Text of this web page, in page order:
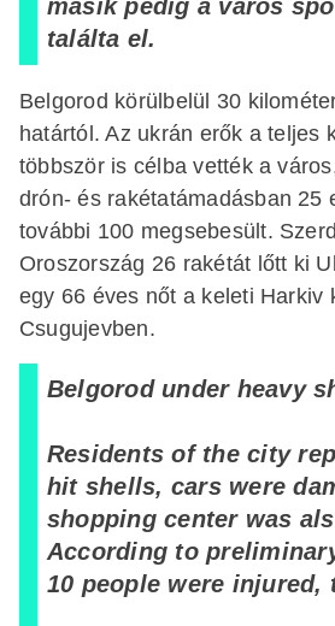
másik pedig a város
találta el.
Belgorod körülbelül 30
határtól. Az ukrán erők a teljes
többször is célba vették a
drón- és rakétatámadásban 25
további 100 megsebesült.
Oroszország 26 rakétát lőtt ki
egy 66 éves nőt a keleti Harkiv
Csugujevben.
Belgorod under heavy
Residents of the city
hit shells, cars were
shopping center was
According to
10 people were injured,